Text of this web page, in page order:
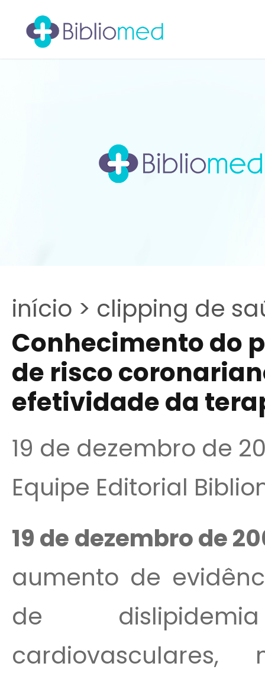
início > clipping de
Conhecimento do
de risco
efetividade da
19 de dezembro de
Equipe Editorial
19 de dezembro de
aumento de
de